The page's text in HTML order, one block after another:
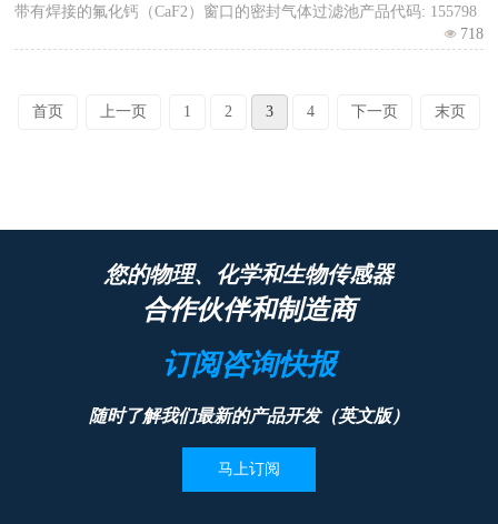
带有焊接的氟化钙（CaF2）窗口的密封气体过滤池产品代码: 155798
718
首页 上一页 1 2 3 4 下一页 末页
您的物理、化学和生物传感器
合作伙伴和制造商
订阅咨询快报
随时了解我们最新的产品开发（英文版）
马上订阅